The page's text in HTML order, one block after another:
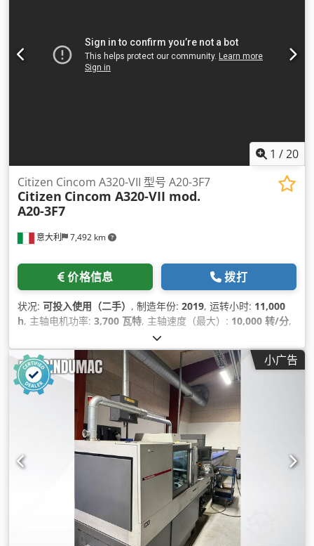
1 /20
意大利 7,492 km
Citizen Cincom A320-VII 型号 A20-3F7
Citizen Cincom A320-VII mod.
A20-3F7
价格信息 拨打
状况: 可投入使用（二手） , 制造年份: 2019, 运转小时: 11,000
h, 主轴电机功率: 3,700 瓦特, 主轴速度（最大）: 10,000 转/分,
1,185 毫米
品长度（最大）:2,120 毫米, 轴数:7,
小广告